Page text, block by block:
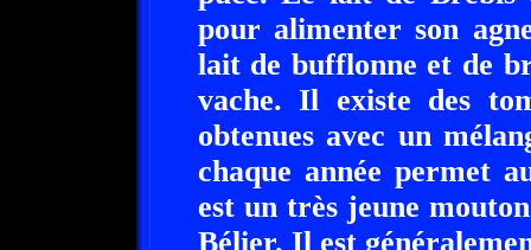
pour alimenter son
lait de bufflonne et de
vache. Il existe des
obtenues avec un
chaque année permet
est un très jeune
Bélier. Il est